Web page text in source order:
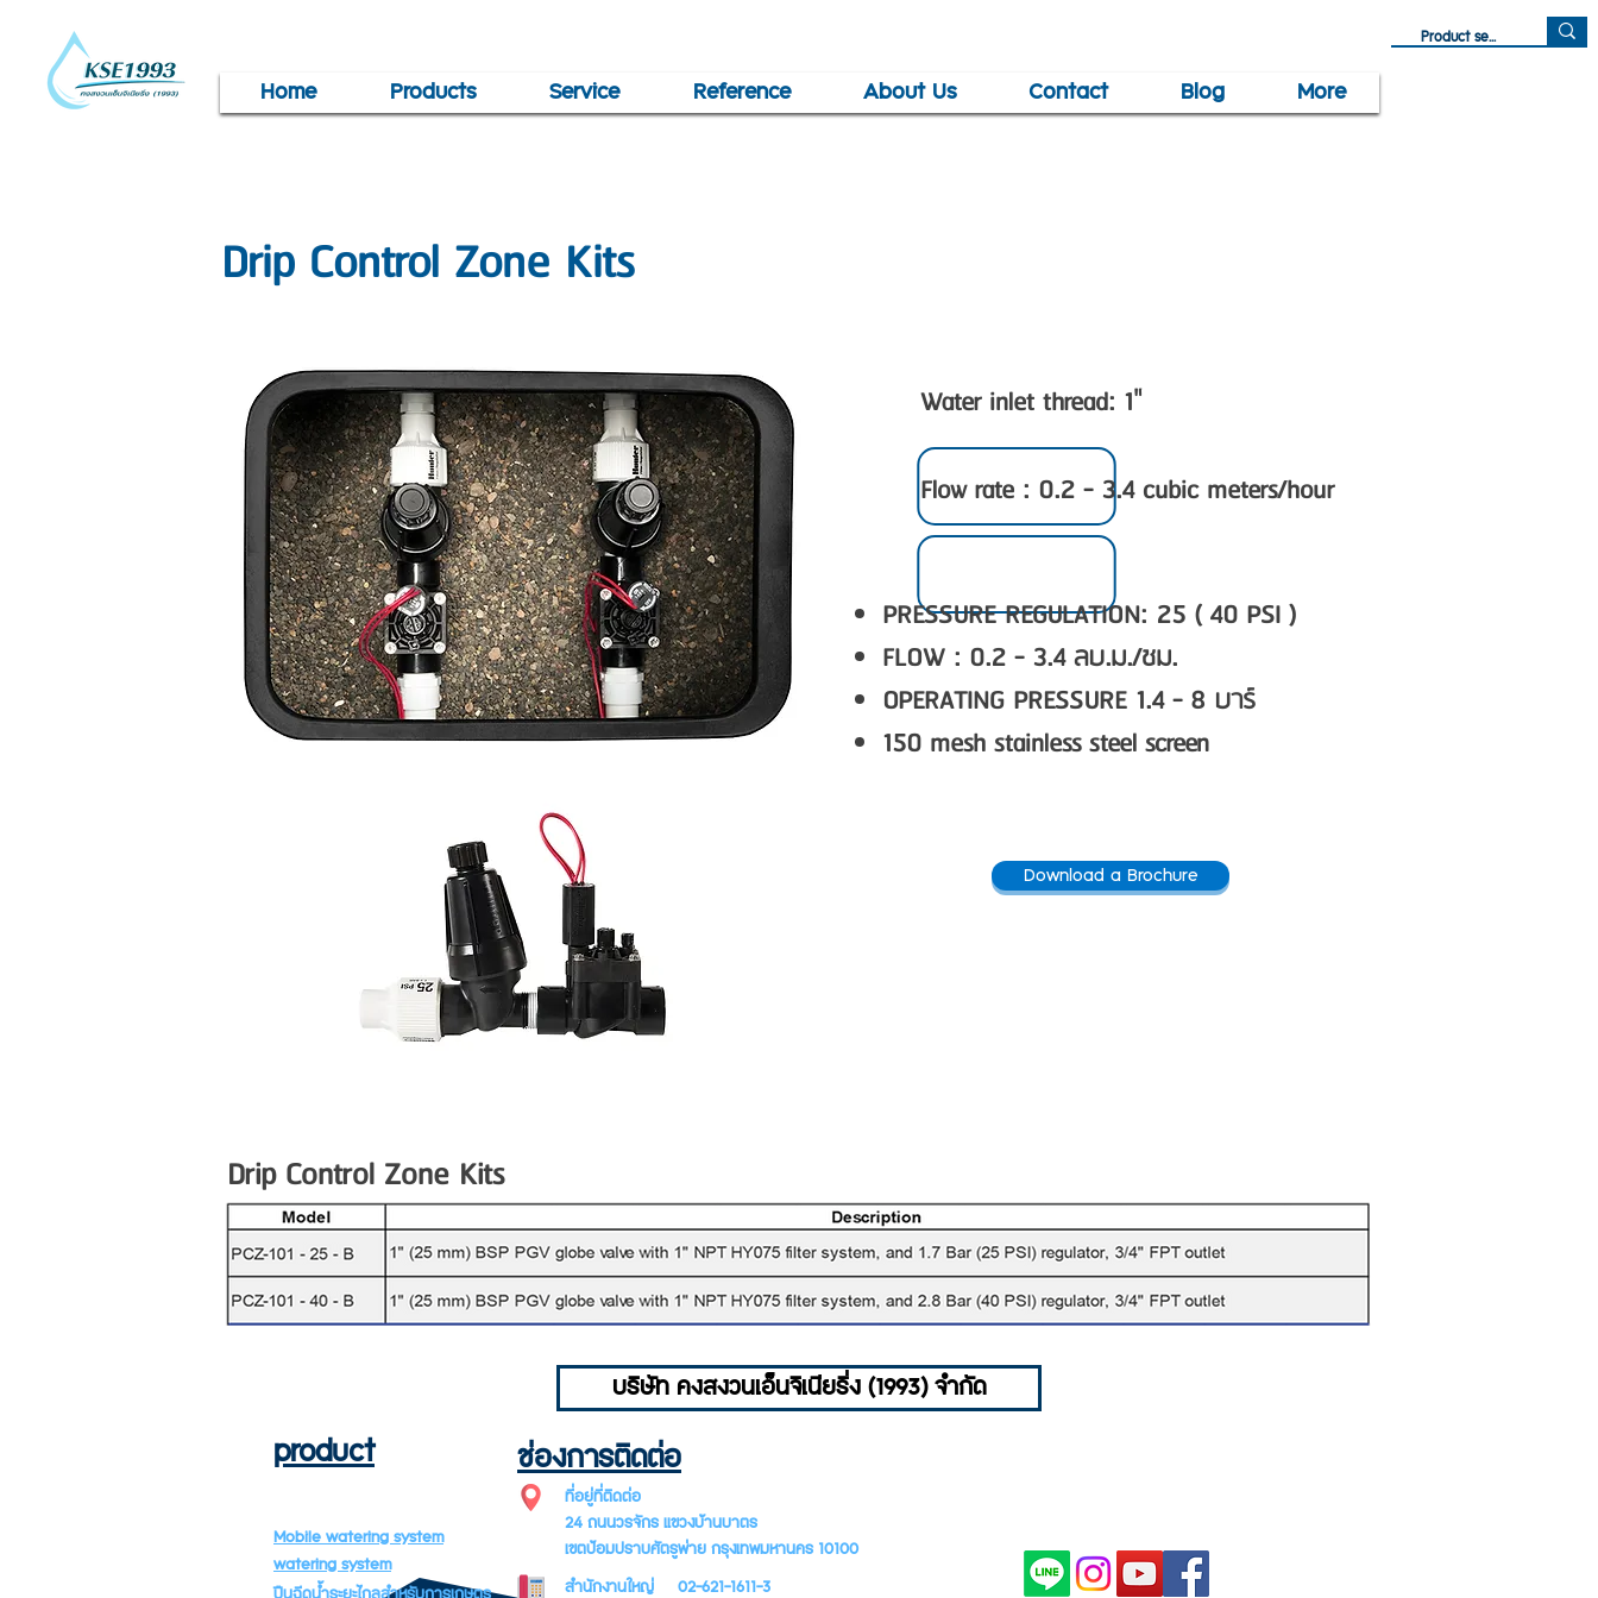
Home Products Service Reference About Us Contact Blog More
Drip Control Zone Kits
Water inlet thread: 1"
Flow rate : 0.2 - 3.4 cubic meters/hour
PRESSURE REGULATION: 25 ( 40 PSI )
FLOW : 0.2 - 3.4 ลบ.ม./ชม.
OPERATING PRESSURE 1.4 - 8 บาร์
150 mesh stainless steel screen
Download a Brochure
Drip Control Zone Kits
บริษัท คงสงวนเอ็นจิเนียริ่ง (1993) จำกัด
product
Mobile watering system
watering system
ช่องการติดต่อ
ที่อยู่ที่ติดต่อ
24 ถนนวรจักร แขวงบ้านบาตร
เขตป้อมปราบศัตรูพ่าย กรุงเทพมหานคร 10100
สำนักงานใหญ่ 02-621-1611-3